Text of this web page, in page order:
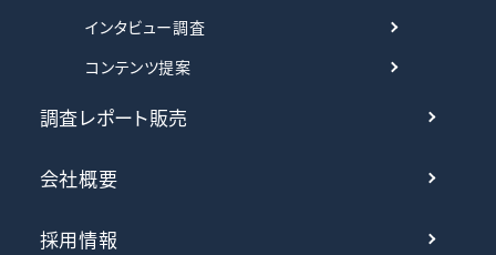
インタビュー調査
コンテンツ提案
調査レポート販売
会社概要
採用情報